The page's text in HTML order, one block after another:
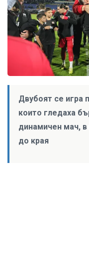
Двубоят се игра
които гледаха
динамичен мач, в
до края